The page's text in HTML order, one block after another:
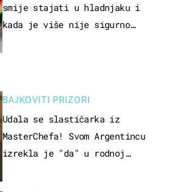
BAJKOVITI PRIZORI
Udala se slastičarka iz
MasterChefa! Svom Argentincu
izrekla je "da" u rodnoj
smije stajati u hladnjaku i
kada je više nije sigurno